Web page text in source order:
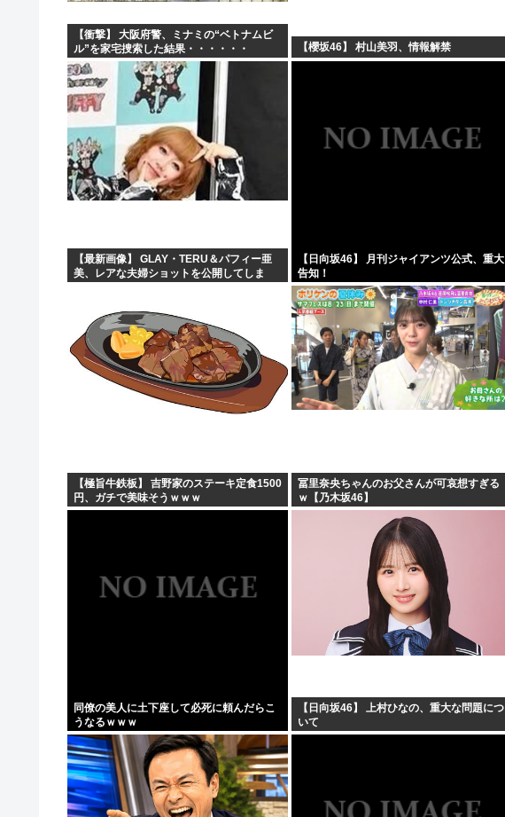
【衝撃】 大阪府警、ミナミの“ベトナムビ
ル”を家宅捜索した結果・・・・・・
【櫻坂46】 村山美羽、情報解禁
【最新画像】 GLAY・TERU＆パフィー亜
美、レアな夫婦ショットを公開してしま
【日向坂46】 月刊ジャイアンツ公式、重大
告知！
【極旨牛鉄板】 吉野家のステーキ定食1500
円、ガチで美味そうｗｗｗ
冨里奈央ちゃんのお父さんが可哀想すぎる
ｗ【乃木坂46】
同僚の美人に土下座して必死に頼んだらこ
うなるｗｗｗ
【日向坂46】 上村ひなの、重大な問題につ
いて